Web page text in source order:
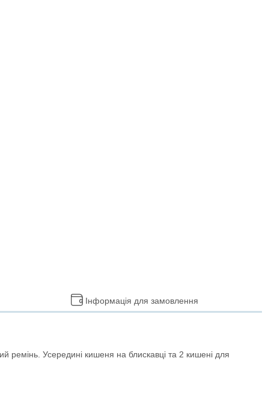
Інформація для замовлення
ремінь. Усередині кишеня на блискавці та 2 кишені для